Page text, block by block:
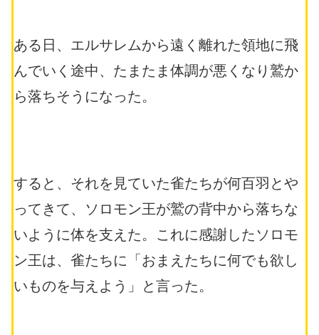
ある日、エルサレムから遠く離れた領地に飛
んでいく途中、たまたま体調が悪くなり鷲か
ら落ちそうになった。
すると、それを見ていた雀たちが何百羽とや
ってきて、ソロモン王が鷲の背中から落ちな
いように体を支えた。これに感謝したソロモ
ン王は、雀たちに「おまえたちに何でも欲し
いものを与えよう」と言った。